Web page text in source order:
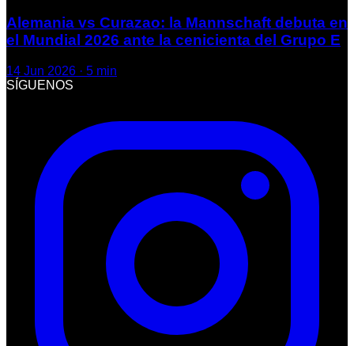
Alemania vs Curazao: la Mannschaft debuta en
el Mundial 2026 ante la cenicienta del Grupo E
14 Jun 2026 · 5 min
SÍGUENOS